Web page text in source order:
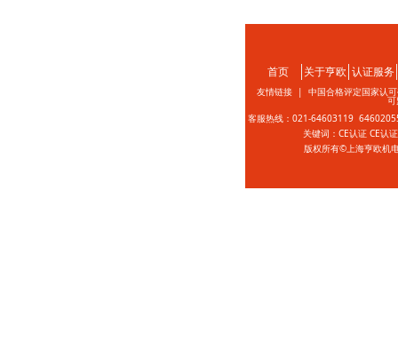
首页 关于亨欧 认证服务
友情链接 | 中国合格评定国家认
客服热线：021-64603119
关键词：CE认证 CE认
版权所有©上海亨欧机